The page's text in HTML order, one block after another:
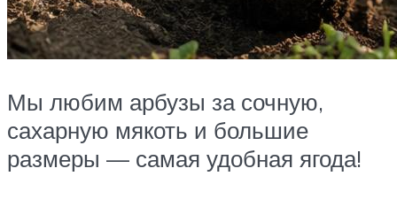
Мы любим арбузы за сочную,
сахарную мякоть и большие
размеры — самая удобная ягода!